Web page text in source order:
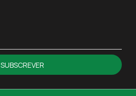
SUBSCREVER